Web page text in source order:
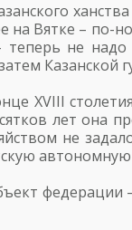
Вятке – по-
теперь не
Казанской
XVIII
лет она
не
автономную
федерации